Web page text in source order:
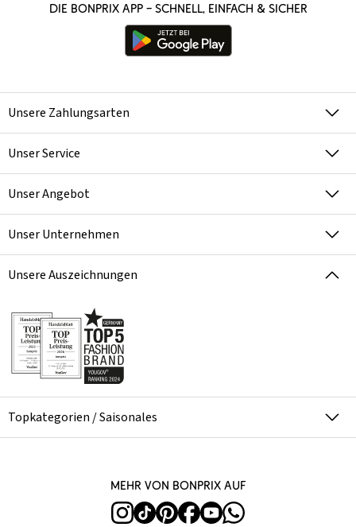
Die bonprix App – schnell, einfach & sicher
Unsere Zahlungsarten
Unser Service
Unser Angebot
Unser Unternehmen
Unsere Auszeichnungen
Topkategorien / Saisonales
Mehr von bonprix auf